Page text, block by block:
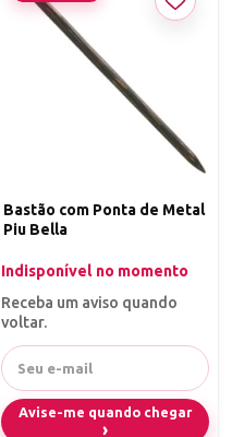
Bastão com Ponta de Metal
Piu Bella
Indisponível no momento
Receba um aviso quando
voltar.
Avise-me quando chegar